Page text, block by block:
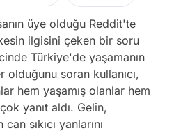
üye olduğu Reddit'te
ilgisini çeken bir soru
Türkiye'de yaşamanın
olduğunu soran kullanıcı,
hem yaşamış olanlar hem
yanıt aldı. Gelin,
sıkıcı yanlarını